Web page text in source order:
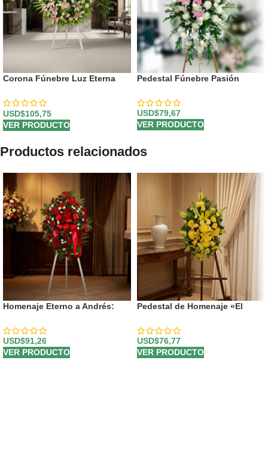
Corona Fúnebre Luz Eterna
USD$105,75
VER PRODUCTO
Pedestal Fúnebre Pasión
USD$79,67
VER PRODUCTO
Productos relacionados
Homenaje Eterno a Andrés:
Personalizado 🕊️
USD$91,26
VER PRODUCTO
Pedestal de Homenaje «El
USD$76,77
VER PRODUCTO